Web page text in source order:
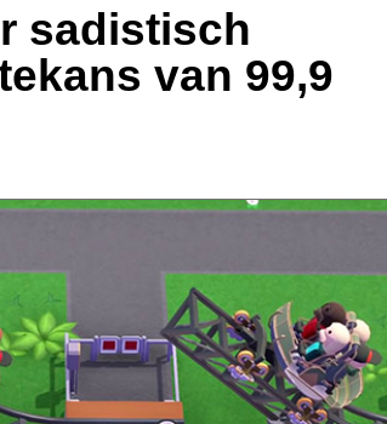
sadistisch
van 99,9